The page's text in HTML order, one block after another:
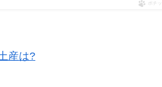
ポチ
産は?